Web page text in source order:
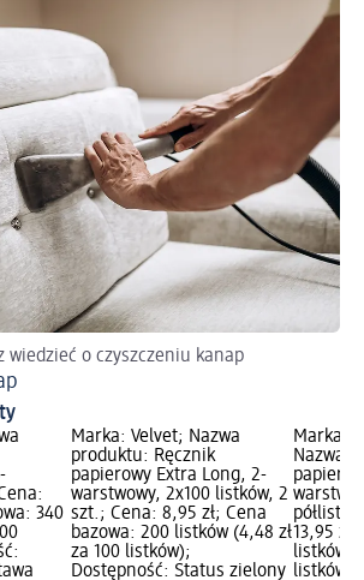
wiedzieć o czyszczeniu kanap
340
Marka: Velvet; Nazwa
produktu: Ręcznik
papierowy Extra Long, 2-
warstwowy, 2x100 listków, 2
szt.; Cena: 8,95 zł; Cena
bazowa: 200 listków (4,48 zł
za 100 listków);
Dostępność: Status zielony
Marka:
Nazwa
13,95
listków